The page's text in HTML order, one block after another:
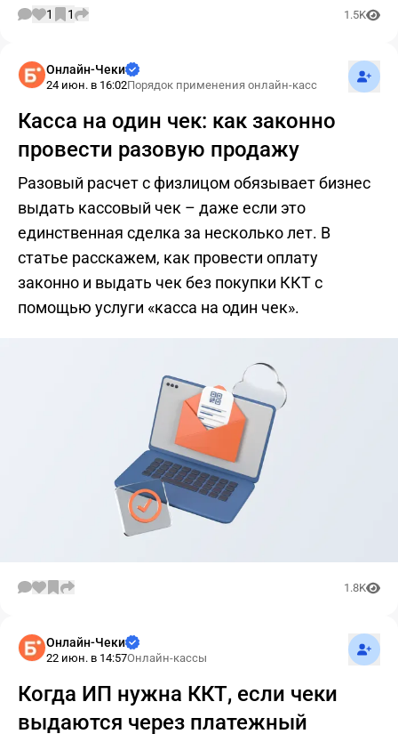
1 1 1.5K
Онлайн-Чеки
24 июн. в 16:02Порядок применения онлайн-касс
Касса на один чек: как законно
провести разовую продажу
Разовый расчет с физлицом обязывает бизнес
выдать кассовый чек – даже если это
единственная сделка за несколько лет. В
статье расскажем, как провести оплату
законно и выдать чек без покупки ККТ с
помощью услуги «касса на один чек».
1.8K
Онлайн-Чеки
22 июн. в 14:57Онлайн-кассы
Когда ИП нужна ККТ, если чеки
выдаются через платежный